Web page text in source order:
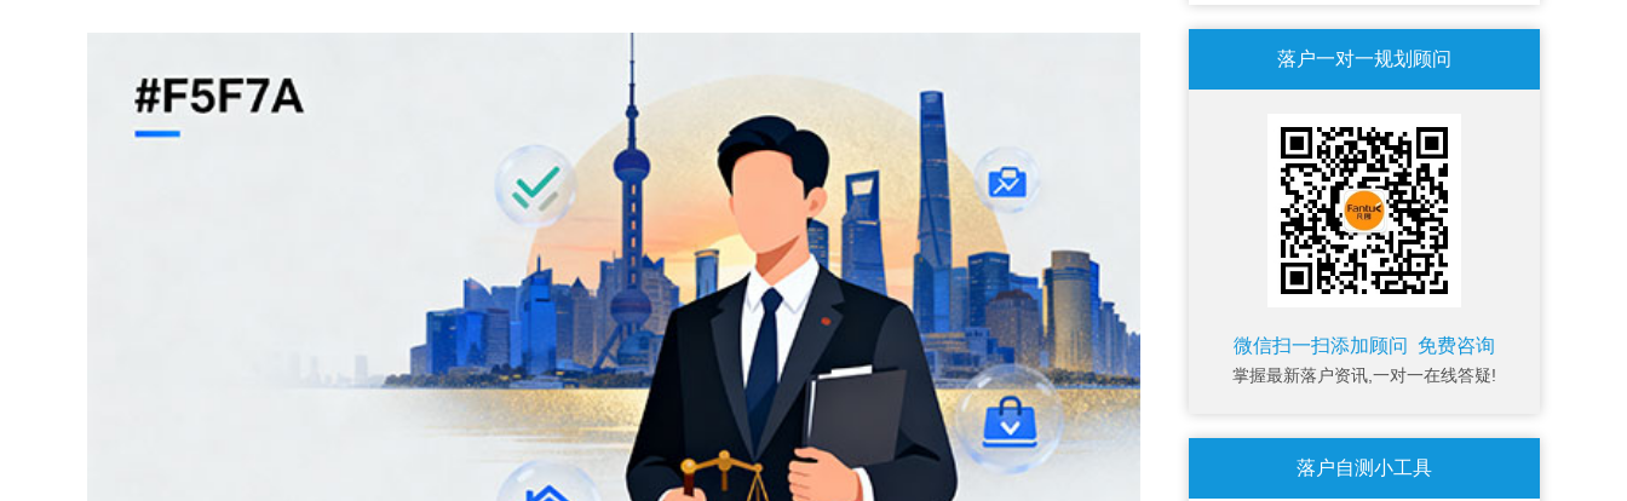
落户一对一规划顾问
微信扫一扫添加顾问 免费咨询
掌握最新落户资讯,一对一在线答疑!
落户自测小工具